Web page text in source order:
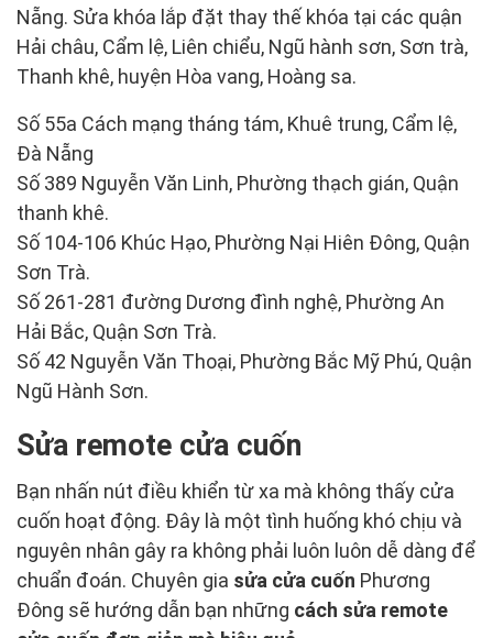
Nẵng. Sửa khóa lắp đặt thay thế khóa tại các quận
Hải châu, Cẩm lệ, Liên chiểu, Ngũ hành sơn, Sơn trà,
Thanh khê, huyện Hòa vang, Hoàng sa.
Số 55a Cách mạng tháng tám, Khuê trung, Cẩm lệ,
Đà Nẵng
Số 389 Nguyễn Văn Linh, Phường thạch gián, Quận
thanh khê.
Số 104-106 Khúc Hạo, Phường Nại Hiên Đông, Quận
Sơn Trà.
Số 261-281 đường Dương đình nghệ, Phường An
Hải Bắc, Quận Sơn Trà.
Số 42 Nguyễn Văn Thoại, Phường Bắc Mỹ Phú, Quận
Ngũ Hành Sơn.
Sửa remote cửa cuốn
Bạn nhấn nút điều khiển từ xa mà không thấy cửa
cuốn hoạt động. Đây là một tình huống khó chịu và
nguyên nhân gây ra không phải luôn luôn dễ dàng để
chuẩn đoán. Chuyên gia sửa cửa cuốn Phương
Đông sẽ hướng dẫn bạn những cách sửa remote